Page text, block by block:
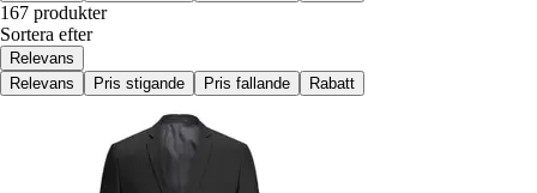
167 produkter
Sortera efter
Relevans
Relevans
Pris stigande Pris fallande Rabatt